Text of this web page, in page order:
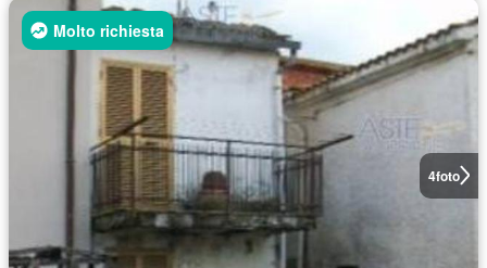
4foto
Molto richiesta